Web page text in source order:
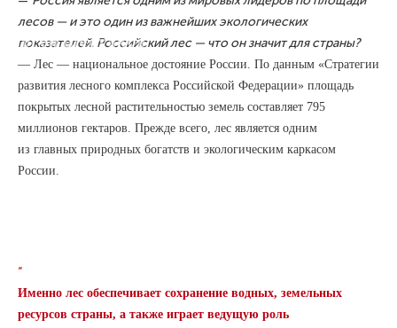
форум.
Сергей Шестаков
лесов — и это один из важнейших экологических
показателей. Российский лес — что он значит для страны?
— Лес — национальное достояние России. По данным «Стратегии
развития лесного комплекса Российской Федерации» площадь
покрытых лесной растительностью земель составляет 795
миллионов гектаров. Прежде всего, лес является одним
из главных природных богатств и экологическим каркасом
России.
“
Именно лес обеспечивает сохранение водных, земельных
ресурсов страны, а также играет ведущую роль